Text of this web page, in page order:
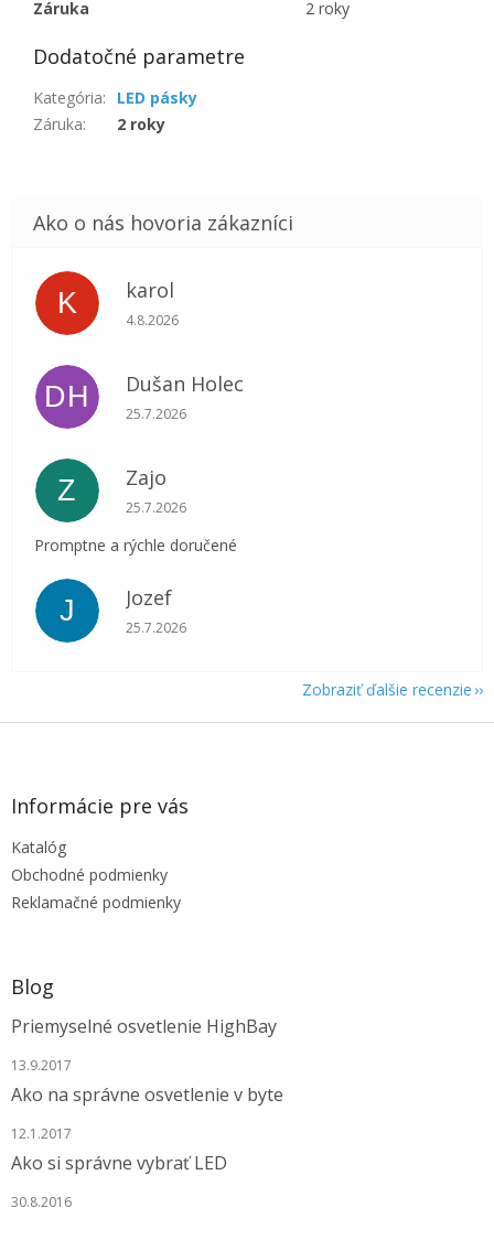
Záruka 2 roky
Dodatočné parametre
Kategória:
LED pásky
Záruka: 2 roky
K karol
Hodnotenie obchodu je 5 z 5 hviezdičiek.
4.8.2026
DH Dušan Holec
Hodnotenie obchodu je 5 z 5 hviezdičiek.
25.7.2026
Z Zajo
Hodnotenie obchodu je 5 z 5 hviezdičiek.
25.7.2026
Promptne a rýchle doručené
J Jozef
Hodnotenie obchodu je 5 z 5 hviezdičiek.
25.7.2026
Zobraziť ďalšie recenzie
Z
Informácie pre vás
Katalóg
Obchodné podmienky
Reklamačné podmienky
Blog
Priemyselné osvetlenie HighBay
13.9.2017
Ako na správne osvetlenie v byte
12.1.2017
Ako si správne vybrať LED
30.8.2016